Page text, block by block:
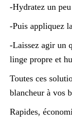
-Hydratez un
-Puis appliquez
-Laissez agir un
linge propre et
Toutes ces
blancheur à vos
Rapides,